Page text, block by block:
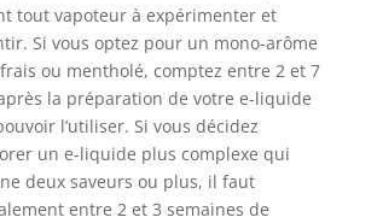
tout vapoteur à expérimenter et
Si vous optez pour un mono-arôme
ou mentholé, comptez entre 2 et 7
la préparation de votre e-liquide
l’utiliser. Si vous décidez
un e-liquide plus complexe qui
deux saveurs ou plus, il faut
entre 2 et 3 semaines de